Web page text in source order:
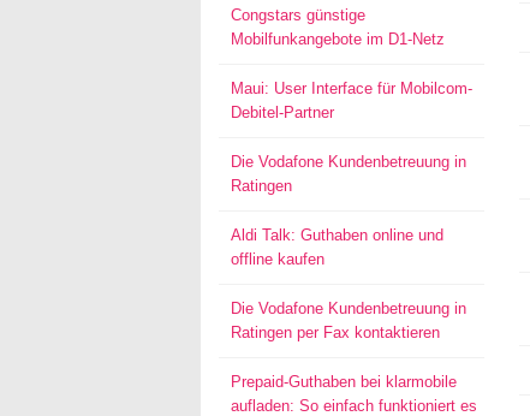
Congstars günstige
Mobilfunkangebote im D1-Netz
Maui: User Interface für Mobilcom-
Debitel-Partner
Die Vodafone Kundenbetreuung in
Ratingen
Aldi Talk: Guthaben online und
offline kaufen
Die Vodafone Kundenbetreuung in
Ratingen per Fax kontaktieren
Prepaid-Guthaben bei klarmobile
aufladen: So einfach funktioniert es